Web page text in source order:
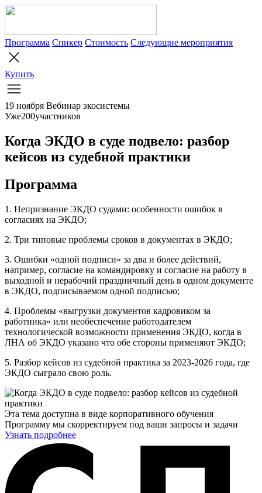
Программа Спикер Стоимость Следующие мероприятия
Купить
19 ноября Вебинар экосистемы
Уже200участников
Когда ЭКДО в суде подвело: разбор
кейсов из судебной практики
Программа
1. Непризнание ЭКДО судами: особенности ошибок в
согласиях на ЭКДО;
2. Три типовые проблемы сроков в документах в ЭКДО;
3. Ошибки «одной подписи» за два и более действий,
например, согласие на командировку и согласие на работу в
выходной и нерабочий праздничный день в одном документе
в ЭКДО, подписываемом одной подписью;
4. Проблемы «выгрузки документов кадровиком за
работника» или необеспечение работодателем
технологической возможности применения ЭКДО, когда в
ЛНА об ЭКДО указано что обе стороны применяют ЭКДО;
5. Разбор кейсов из судебной практика за 2023-2026 года, где
ЭКДО сыграло свою роль.
Эта тема доступна в виде корпоративного обучения
Программу мы скорректируем под ваши запросы и задачи
Узнать подробнее